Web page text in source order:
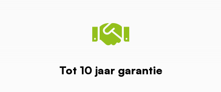
Tot 10 jaar garantie